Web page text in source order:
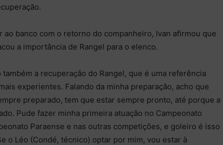
banco com o retorno do companheiro, Ivan afirmou que
a importância de Rangel para o elenco.
a recuperação do Rangel, que é uma referência
experientes. Falando da minha preparação, acho que
preparado, tem que estar sempre pronto, até porque a
Pude fazer minha primeira atuação no Campeonato
Paraense e nas outras competições, e goleiro é isso
o Léo (Condé, técnico) optar por mim, vou estar à